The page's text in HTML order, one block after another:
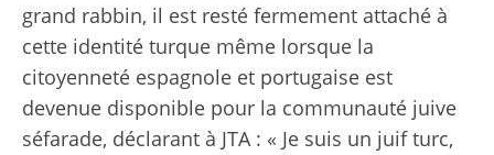
grand rabbin, il est resté fermement attaché à
cette identité turque même lorsque la
citoyenneté espagnole et portugaise est
devenue disponible pour la communauté juive
séfarade, déclarant à JTA : « Je suis un juif turc,